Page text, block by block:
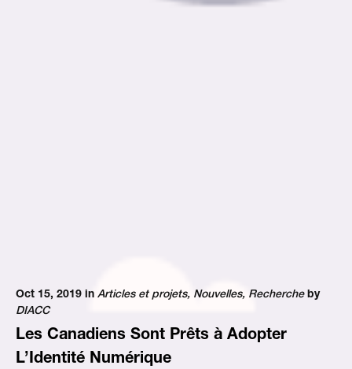
Oct 15, 2019 in Articles et projets, Nouvelles, Rechercheby
DIACC
Les Canadiens Sont Prêts à Adopter
L’Identité Numérique